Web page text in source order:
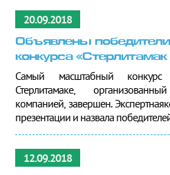
20.09.2018
Объявлены победители
конкурса
Самый масштабный
Стерлитамаке,
компанией, завершен.
презентации и назвала
12.09.2018